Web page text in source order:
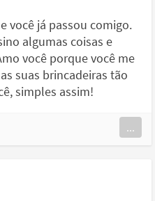
você já passou comigo.
algumas coisas e
você porque você me
suas brincadeiras tão
simples assim!
...